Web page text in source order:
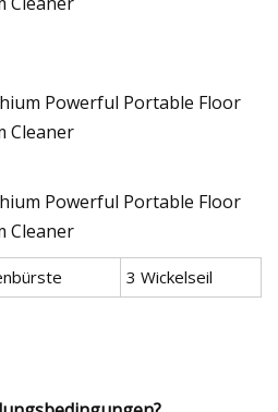
3 Wickelseil